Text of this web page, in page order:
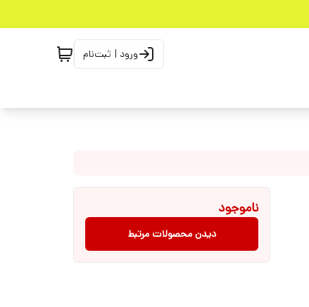
ورود | ثبت‌نام
ناموجود
دیدن محصولات مرتبط